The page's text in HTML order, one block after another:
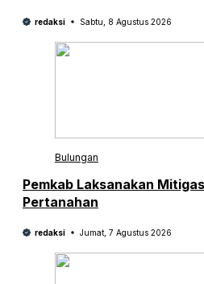
redaksi Sabtu, 8 Agustus 2026
Bulungan
Pemkab Laksanakan
Pertanahan
redaksi Jumat, 7 Agustus 2026